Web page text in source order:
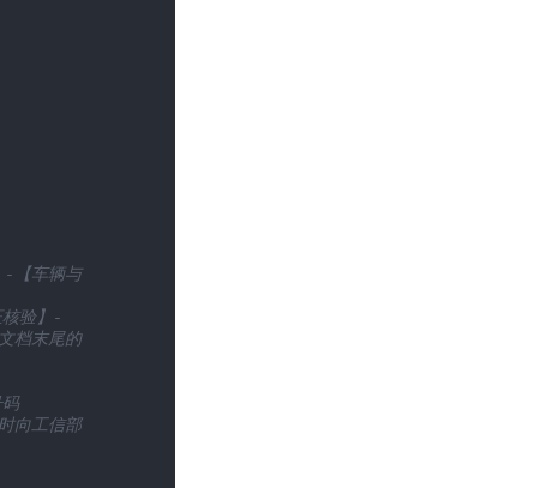
-【车辆与
验】-
档末尾的
向工信部